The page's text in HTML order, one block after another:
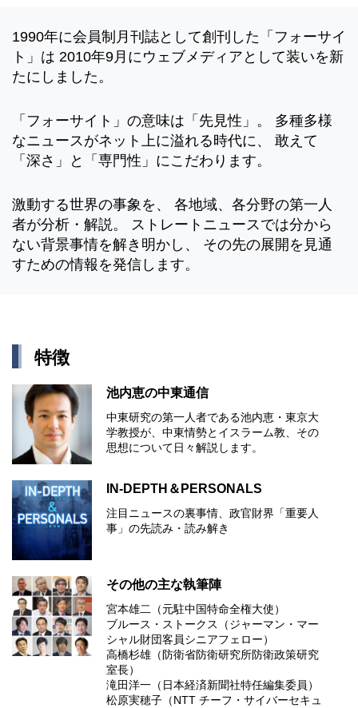
1990年に会員制月刊誌として創刊した「フォーサイ
ト」は 2010年9月にウェブメディアとして装いを新
たにしました。
「フォーサイト」の意味は「先見性」。 多種多様
なニュースがネット上に溢れる時代に、 敢えて
「深さ」と「専門性」にこだわります。
激動する世界の事象を、 各地域、各分野の第一人
者が分析・解説。 ストレートニュースでは分から
ない背景事情を解き明かし、 その先の展開を見通
すための情報を発信します。
特徴
池内恵の中東通信
中東研究の第⼀⼈者である池内恵・東京⼤
学教授が、中東情勢とイスラーム教、その
思想について⽇々解説します。
IN-DEPTH＆PERSONALS
注目ニュースの裏事情、政官財界「重要人
事」の先読み・読み解き
その他の主な執筆陣
宮本雄二（元駐中国特命全権大使）
ブルース・ストークス（ジャーマン・マー
シャル財団客員シニアフェロー）
高橋杉雄（防衛省防衛研究所防衛政策研究
室長）
滝田洋一（日本経済新聞社特任編集委員）
松原実穂子（NTT チーフ・サイバーセキュ